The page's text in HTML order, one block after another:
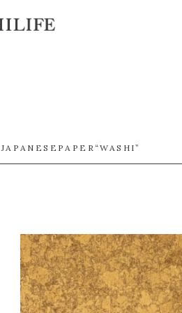
JAPANESEPAPER“WASHI”